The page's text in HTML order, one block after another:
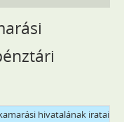
jegyzőkönyvei, 1743–1849
bizottmányának iratai, (1777) 1831–1847
iratai, 1820–1912
iratai, 1742–1849 (1888)
iratai, házipénztári számadások, 1742–1849